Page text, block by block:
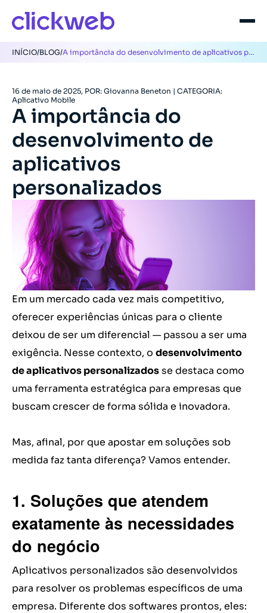
INÍCIO/BLOG/ A importância do desenvolvimento de aplicativos personalizados
16 de maio de 2025, POR: Giovanna Beneton | CATEGORIA:
Aplicativo Mobile
A importância do
desenvolvimento de
aplicativos
personalizados
Em um mercado cada vez mais competitivo,
oferecer experiências únicas para o cliente
deixou de ser um diferencial — passou a ser uma
exigência. Nesse contexto, o desenvolvimento
de aplicativos personalizadosse destaca como
uma ferramenta estratégica para empresas que
buscam crescer de forma sólida e inovadora.
Mas, afinal, por que apostar em soluções sob
medida faz tanta diferença? Vamos entender.
1. Soluções que atendem
exatamente às necessidades
do negócio
Aplicativos personalizados são desenvolvidos
para resolver os problemas específicos de uma
empresa. Diferente dos softwares prontos, eles: